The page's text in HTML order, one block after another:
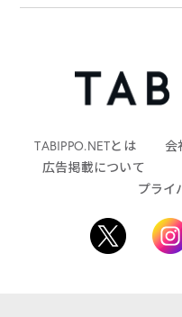
TABIPPO.NETとは 会
広告掲載について
プライ